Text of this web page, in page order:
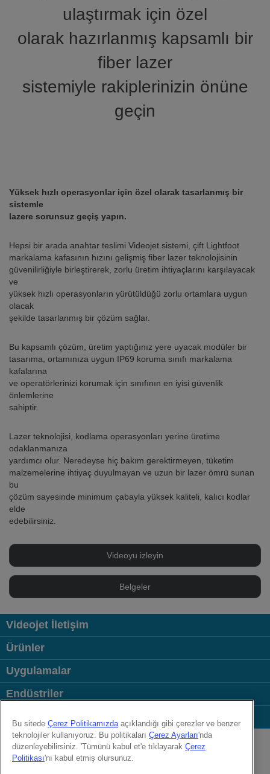
ulaştırmak için özel
olarak hazırlanmış kapsamlı bir
fiber lazer
sistemiyle rakiplerinizin önüne
geçin
Yüksek hızlı operasyonlar için özel olarak tasarlanmış bir
sistemle
lazere sorunsuz geçiş yapın.
Hepsi bir arada anahtar teslimi Videojet sistemi, çift Lightfoot
markalama kafasının hızını gelişmiş fiber lazer teknolojisinin
güvenilirliğiyle birleştirerek, zorlu üretim ihtiyaçlarını karşılayacak
ve
yüksek hızlı operasyonların yürütüldüğü zorlu ortamlara uygun
olacak
şekilde tasarlanmış bir çözüm sağlar.
Bu kapsamlı çözüm, üretim yaptığınız yere uyacak modüler bir
tasarıma, ortamınıza uygun IP69 koruma sınıfı markalama
kafalarına
ve operatörlerinizi korumak için sınıfının en iyisi güvenlik
önlemlerine
sahiptir.
Lazer teknolojisi, kodlama operasyonları yerine üretime
odaklanmanıza
yardımcı olur. Neredeyse hiç bakım gerektirmeyen, tüketim
malzemelerine ihtiyaç duyulmayan ve uzun bir lazer ömrü sunan
bu
çözüm sayesinde minimum çabayla yüksek kaliteli, kalıcı kodlar
elde
edebilirsiniz.
Videoyu izleyin
Belgeler
Videojet İletişim
Ürünler
Uygulamalar
Endüstriler
Follow us on:
Bu sitede Çerez Politikamızdaaçıklandığı gibi çerezler ve benzer
teknolojiler kullanıyoruz. Bu politikaları Çerez Ayarları'nda
düzenleyebilirsiniz. 'Tümünü kabul et'e tıklayarak Çerez
Politikası'nı kabul etmiş olursunuz.